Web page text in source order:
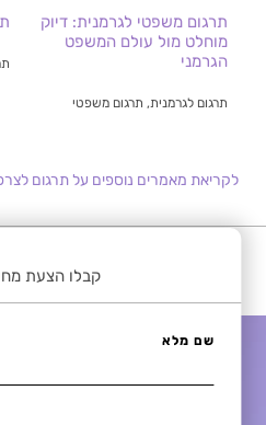
תרגום משפטי לגרמנית: דיוק
מוחלט מול עולם המשפט
הגרמני
תרגום לגרמנית, תרגום משפטי
לקריאת מאמרים נוספים על תרגום
קבלו הצעת
שם מלא